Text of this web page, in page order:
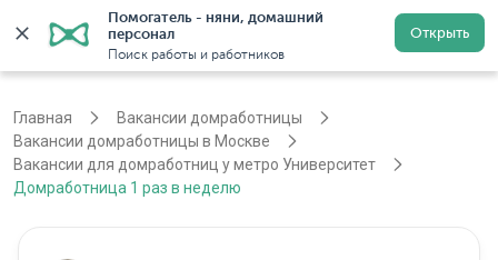
Помогатель - няни, домашний
персонал
Поиск работы и работников
Открыть
Регистрация
Главная
Вакансии домработницы
Вакансии домработницы в Москве
Вакансии для домработниц у метро Университет
Домработница 1 раз в неделю